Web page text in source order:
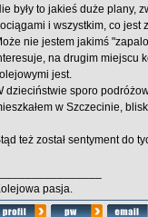
były to jakieś duże plany,
i wszystkim, co jest
nie jestem jakimś
na drugim miejscu
jest.
dzieciństwie sporo
w Szczecinie,
też został sentyment do
pasja.